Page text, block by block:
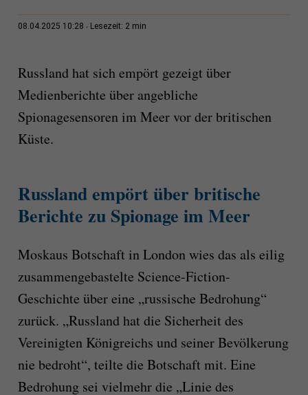
08.04.2025 10:28 Lesezeit: 2 min
Russland hat sich empört gezeigt über
Medienberichte über angebliche
Spionagesensoren im Meer vor der britischen
Küste.
Russland empört über britische
Berichte zu Spionage im Meer
Moskaus Botschaft in London wies das als eilig
zusammengebastelte Science-Fiction-
Geschichte über eine „russische Bedrohung“
zurück. „Russland hat die Sicherheit des
Vereinigten Königreichs und seiner Bevölkerung
nie bedroht“, teilte die Botschaft mit. Eine
Bedrohung sei vielmehr die „Linie des